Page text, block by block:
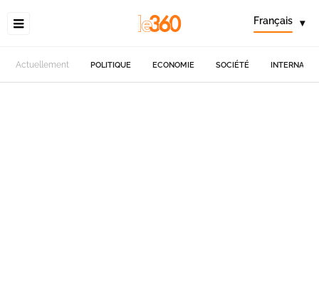
Français ▾
Actuellement POLITIQUE ECONOMIE SOCIÉTÉ